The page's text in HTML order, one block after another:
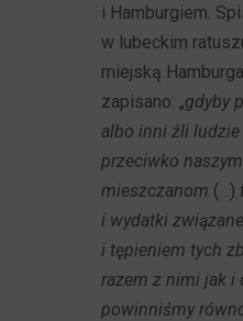
i Hamburgiem.
w lubeckim
miejską
zapisano: „gdyby
albo inni źli
przeciwko
mieszczanom (…)
i wydatki
i tępieniem tych
razem z nimi jak i
powinniśmy